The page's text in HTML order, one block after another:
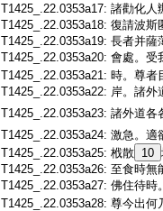
T1425_.22.0353a17: 諸勸化人
T1425_.22.0353a18: 復請波斯
T1425_.22.0353a19: 長者并薩
T1425_.22.0353a20: 會處。受
T1425_.22.0353a21: 時。尊者
T1425_.22.0353a22: 岸。諸外
T1425_.22.0353a23: 諸外道各
T1425_.22.0353a24: 激急。適
T1425_.22.0353a25: 栰散 10
T1425_.22.0353a26: 至食時無
T1425_.22.0353a27: 佛住待時
T1425_.22.0353a28: 尊今出何